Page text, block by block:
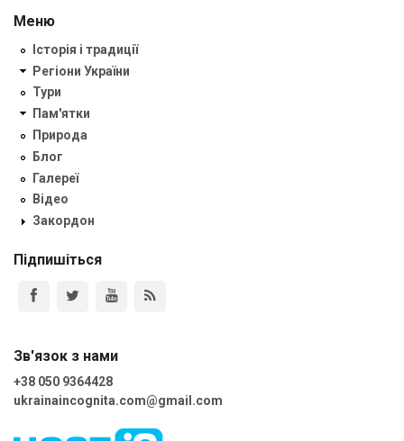
Меню
Історія і традиції
Регіони України
Тури
Пам'ятки
Природа
Блог
Галереї
Відео
Закордон
Підпишіться
Зв'язок з нами
+38 050 9364428
ukrainaincognita.com@gmail.com